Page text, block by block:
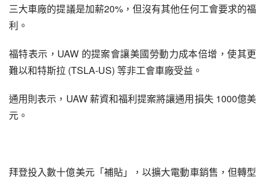
三大車廠的提議是加薪20%，但沒有其他任何工會要求的福
利。
福特表示，UAW 的提案會讓美國勞動力成本倍增，使其更
難以和特斯拉 (TSLA-US) 等非工會車廠受益。
通用則表示，UAW 薪資和福利提案將讓通用損失 1000億美
元。
拜登投入數十億美元「補貼」，以擴大電動車銷售，但轉型